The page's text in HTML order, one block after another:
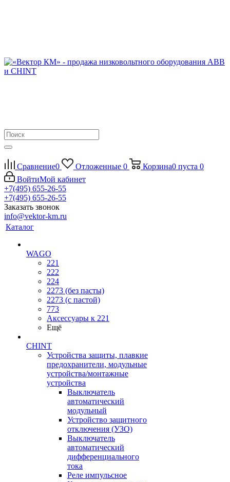
Сравнение0 Отложенные 0 Корзина0 пуста 0
ВойтиМой кабинет
+7(495) 655-26-55
+7(495) 655-26-55
Заказать звонок
info@vektor-km.ru
Каталог
WAGO
221
222
224
2273 (без пасты)
2273 (с пастой)
773
Аксессуары к 221
Ещё
CHINT
Устройства защиты, плавкие
предохранители, модульные
устройства/монтажные
устройства
Выключатель
автоматический
модульный
Устройство защитного
отключения (УЗО)
Выключатель
автоматический
дифференциального
тока
Реле импульсное